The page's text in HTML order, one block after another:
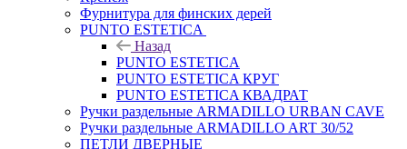
Фурнитура для финских дерей
PUNTO ESTETICA
Назад
PUNTO ESTETICA
PUNTO ESTETICA КРУГ
PUNTO ESTETICA КВАДРАТ
Ручки раздельные ARMADILLO URBAN CAVE
Ручки раздельные ARMADILLO ART 30/52
ПЕТЛИ ДВЕРНЫЕ